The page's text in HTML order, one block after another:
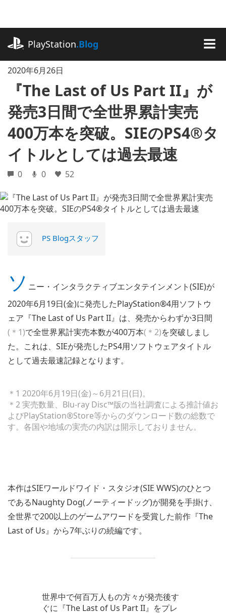
に
ッ
PlayStation.Blog
2020年6月26日
『The Last of Us Part II』が
発売3日間で全世界累計実売
400万本を突破。SIEのPS4®タ
イトルとしては過去最速
0 0 52
PS Blogスタッフ
ソ ニー・インタラクティブエンタテインメント(SIE)が
2020年6月19日(金)に発売したPlayStation®4用ソフトウ
ェア『The Last of Us Part II』は、発売からわずか3日間
(＊1)で全世界累計実売本数が400万本(＊2)を突破しまし
た。これは、SIEが発売したPS4用ソフトウェアタイトル
として過去最速記録となります。
＊1 2020年6月19日(金)～6月21日(日)。
＊2 実売数量、Blu-ray Disc™版の当社調査による推計値お
よびPlayStation®Store等からのダウンロード数の総数で
す。各国や地域の実売の内訳は開示しておりません。
本作はSIEワールドワイド・スタジオ(SIE WWS)のひとつ
であるNaughty Dog(ノーティードッグ)が開発を手掛け、
全世界で200以上のゲームアワードを受賞した前作『The
Last of Us』から7年ぶりの続編です。
世界中で何百万人もの方々が発売後す
ぐに『The Last of Us Part II』をプレ